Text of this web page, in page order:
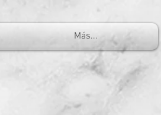
Más...